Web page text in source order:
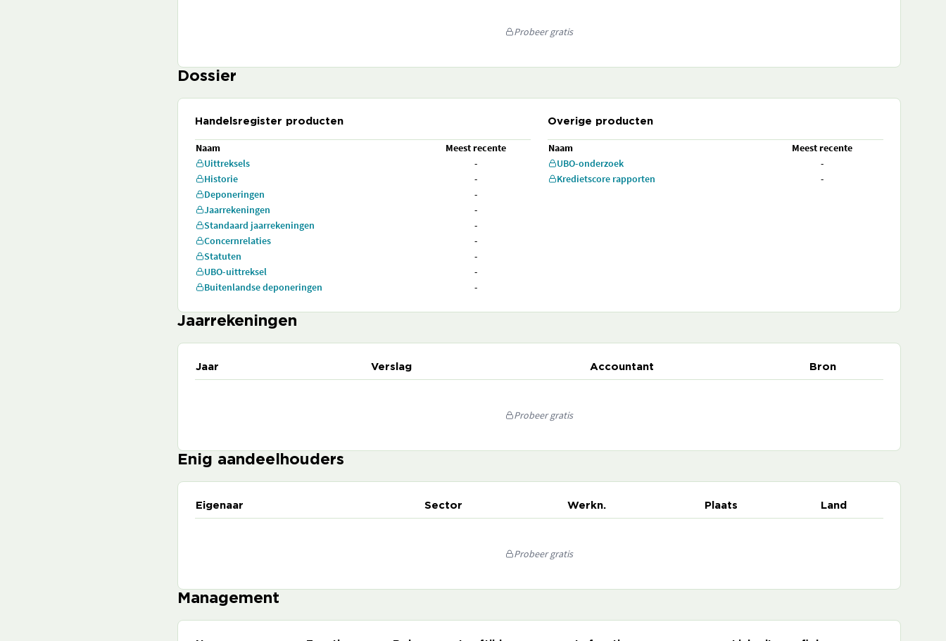
Probeer gratis
Dossier
Handelsregister producten
Naam
Meest recente
Uittreksels
-
Historie
-
Deponeringen
-
Jaarrekeningen
-
Standaard jaarrekeningen
-
Concernrelaties
-
Statuten
-
UBO-uittreksel
-
Buitenlandse deponeringen
-
Overige producten
Naam
Meest recente
UBO-onderzoek
-
Kredietscore rapporten
-
Jaarrekeningen
Jaar Verslag Accountant Bron
Probeer gratis
Enig aandeelhouders
Eigenaar Sector Werkn. Plaats Land
Probeer gratis
Management